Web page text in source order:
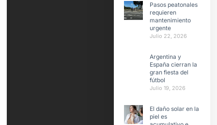
Pasos peatonales
requieren
mantenimiento
urgente
Julio 22, 2026
Argentina y
España cierran la
gran fiesta del
fútbol
Julio 19, 2026
El daño solar en la
piel es